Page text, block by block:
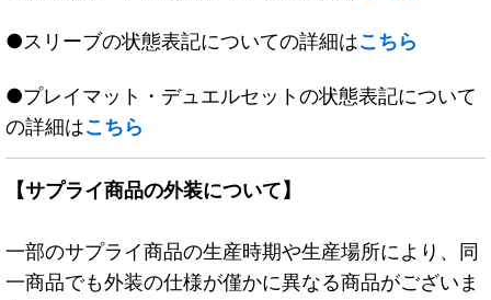
●スリーブの状態表記についての詳細はこちら
●プレイマット・デュエルセットの状態表記について
の詳細はこちら
【サプライ商品の外装について】
一部のサプライ商品の生産時期や生産場所により、同
一商品でも外装の仕様が僅かに異なる商品がございま